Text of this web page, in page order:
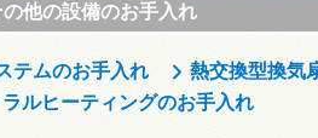
の他の設備のお手入れ
テムのお手入れ
熱交換型換気
ルヒーティングのお手入れ